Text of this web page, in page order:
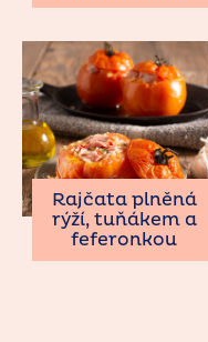
Rajčata plněná
rýží, tuňákem a
feferonkou